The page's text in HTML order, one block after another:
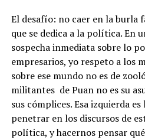
El desafío: no caer en la burla
que se dedica a la política. En
sospecha inmediata sobre lo
empresarios, yo respeto a los
sobre ese mundo no es de
militantes de Puan no es su
sus cómplices. Esa izquierda
penetrar en los discursos de
política, y hacernos pensar